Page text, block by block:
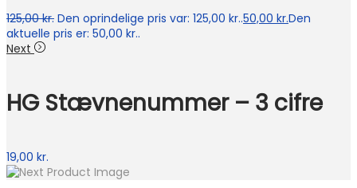
125,00kr. Den oprindelige pris var: 125,00 kr..50,00 kr.Den
aktuelle pris er: 50,00 kr..
Next
HG Stævnenummer – 3 cifre
19,00 kr.